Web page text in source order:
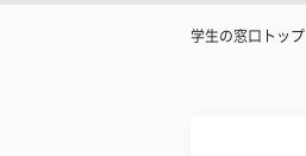
学生の窓口トップ